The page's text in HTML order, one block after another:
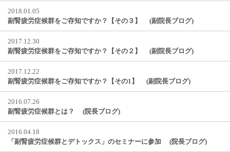
2018.01.05
副腎疲労症候群をご存知ですか？【その３】 (副院長ブログ)
2017.12.30
副腎疲労症候群をご存知ですか？【その２】 (副院長ブログ)
2017.12.22
副腎疲労症候群をご存知ですか？【その1】 (副院長ブログ)
2016.07.26
副腎疲労症候群とは？ (院長ブログ)
2016.04.18
「副腎疲労症候群とデトックス」のセミナーに参加 (院長ブログ)